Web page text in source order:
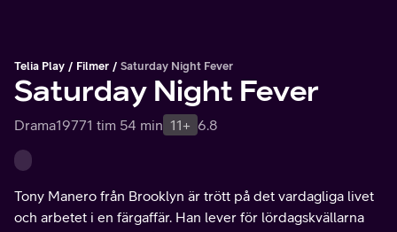
Telia Play Filmer Saturday Night Fever
Saturday Night Fever
Drama19771 tim 54 min 11+ 6.8
Tony Manero från Brooklyn är trött på det vardagliga livet
och arbetet i en färgaffär. Han lever för lördagskvällarna